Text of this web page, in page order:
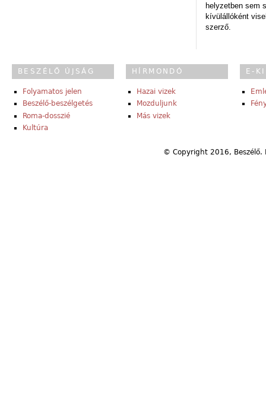
helyzetben sem
kívülállóként
szerző.
BESZÉLŐ ÚJSÁG
Folyamatos jelen
Beszélő-beszélgetés
Roma-dosszié
Kultúra
HÍRMONDÓ
Hazai vizek
Mozduljunk
Más vizek
E-
© Copyright 2016,